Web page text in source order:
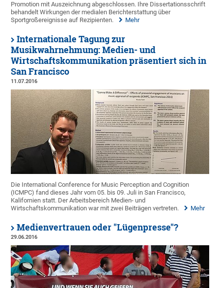
Promotion mit Auszeichnung abgeschlossen. Ihre Dissertationsschrift
behandelt Wirkungen der medialen Berichterstattung über
Sportgroßereignisse auf Rezipienten.
Mehr
Internationale Tagung zur
Musikwahrnehmung: Medien- und
Wirtschaftskommunikation präsentiert sich in
San Francisco
11.07.2016
Die International Conference for Music Perception and Cognition
(ICMPC) fand dieses Jahr vom 05. bis 09. Juli in San Francisco,
Kalifornien statt. Der Arbeitsbereich Medien- und
Wirtschaftskommunikation war mit zwei Beiträgen vertreten.
Mehr
Medienvertrauen oder "Lügenpresse"?
29.06.2016